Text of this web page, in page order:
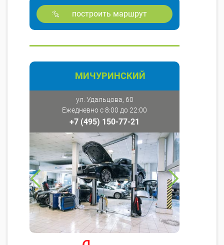
построить маршрут
МИЧУРИНСКИЙ
ул. Удальцова, 60
Ежедневно с 8:00 до 22:00
+7 (495) 150-77-21